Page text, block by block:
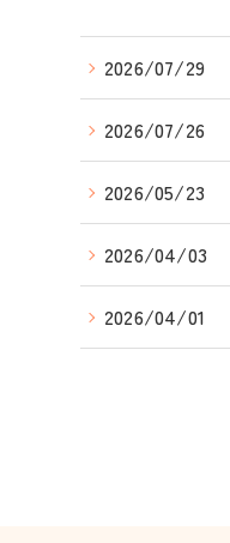
2026/07/29
2026/07/26
2026/05/23
2026/04/03
2026/04/01